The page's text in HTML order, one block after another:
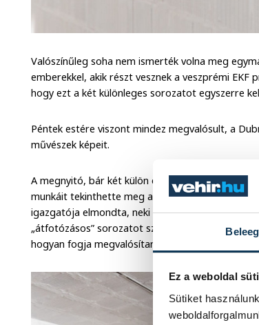
Ez a weboldal
Sütiket
Valószínűleg soha nem ismerték volna meg
emberekkel, akik részt vesznek a veszprémi
hogy ezt a két különleges sorozatot egyszerre
Péntek estére viszont mindez megvalósult, a
művészek képeit.
A megnyitó, bár két külön esemény volt, mégis
munkáit tekinthette meg a közönség.
igazgatója elmondta, neki már kinevezésekor
„átfotózásos” sorozatot szeretne bemutatni az
hogyan fogja megvalósítani, hiszen ő csak az